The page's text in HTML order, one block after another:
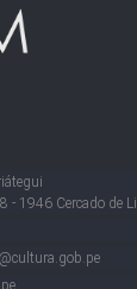
- 1946 Cercado de